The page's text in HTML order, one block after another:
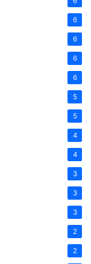
6
6
6
6
5
5
4
4
3
3
3
2
2